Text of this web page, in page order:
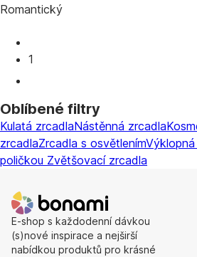
Romantický
1
Oblíbené filtry
Kulatá zrcadlaNástěnná zrcadla
zrcadlaZrcadla s osvětlením
poličkou Zvětšovací zrcadla
E-shop s každodenní dávkou
(s)nové inspirace a nejširší
nabídkou produktů pro krásné